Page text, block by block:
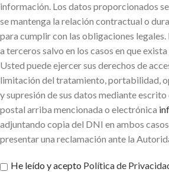
información. Los datos proporcionados
se mantenga la relación contractual o
para cumplir con las obligaciones legales.
a terceros salvo en los casos en que
Usted puede ejercer sus derechos de
limitación del tratamiento, portabilidad,
y supresión de sus datos mediante
postal arriba mencionada o electrónica
adjuntando copia del DNI en ambos
presentar una reclamación ante la
He leído y acepto Política de